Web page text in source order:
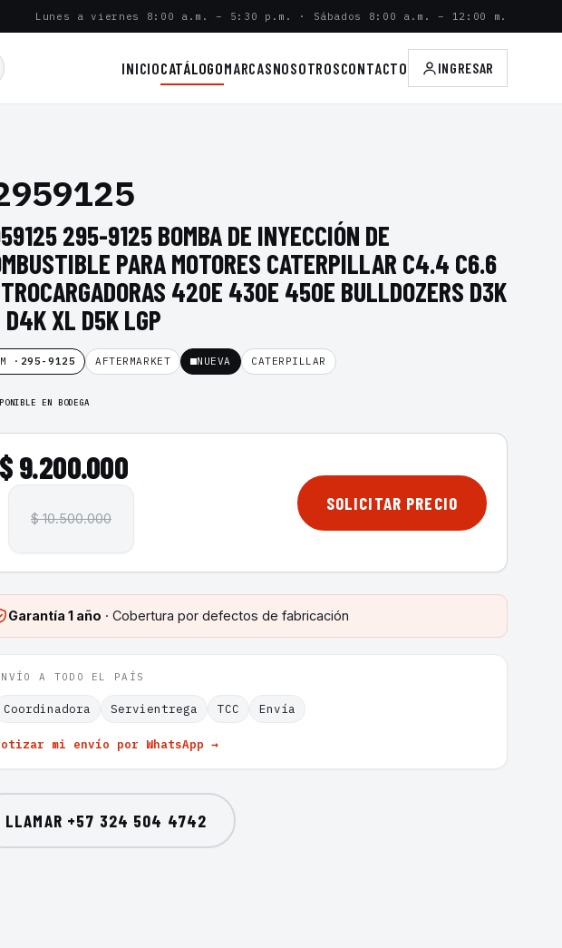
Lunes a viernes 8:00 a.m. – 5:30 p.m. · Sábados 8:00 a.m. – 12:00 m.
INICIOCATÁLOGOMARCASNOSOTROSCONTACTO INGRESAR
295-9125 BOMBA DE INYECCIÓN DE
PARA MOTORES CATERPILLAR C4.4 C6.6
420E 430E 450E BULLDOZERS D3K
XL D5K LGP
· 295-9125 AFTERMARKET NUEVA CATERPILLAR
EN BODEGA
$ 9.200.000
$ 10.500.000
SOLICITAR PRECIO
Garantía 1 año · Cobertura por defectos de fabricación
A TODO EL PAÍS
Coordinadora Servientrega TCC Envía
mi envío por WhatsApp →
LLAMAR +57 324 504 4742